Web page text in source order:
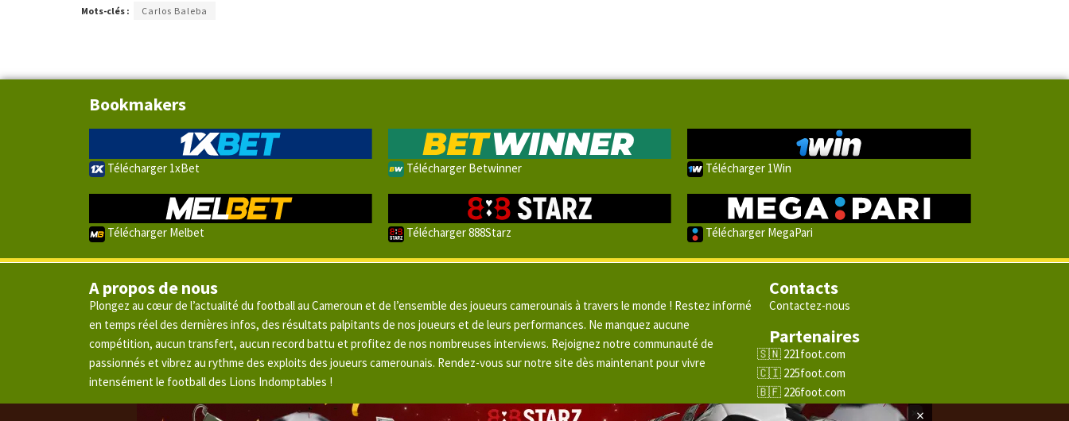
Mots-clés : Carlos Baleba
Bookmakers
Télécharger 1xBet Télécharger Betwinner Télécharger 1Win
Télécharger Melbet Télécharger 888Starz Télécharger MegaPari
A propos de nous
Plongez au cœur de l’actualité du football au Cameroun et de l’ensemble des joueurs camerounais à travers le monde ! Restez informé
en temps réel des dernières infos, des résultats palpitants de nos joueurs et de leurs performances. Ne manquez aucune
compétition, aucun transfert, aucun record battu et profitez de nos nombreuses interviews. Rejoignez notre communauté de
passionnés et vibrez au rythme des exploits des joueurs camerounais. Rendez-vous sur notre site dès maintenant pour vivre
intensément le football des Lions Indomptables !
Contacts
Contactez-nous
Partenaires
221foot.com
225foot.com
226foot.com
228foot.com
×